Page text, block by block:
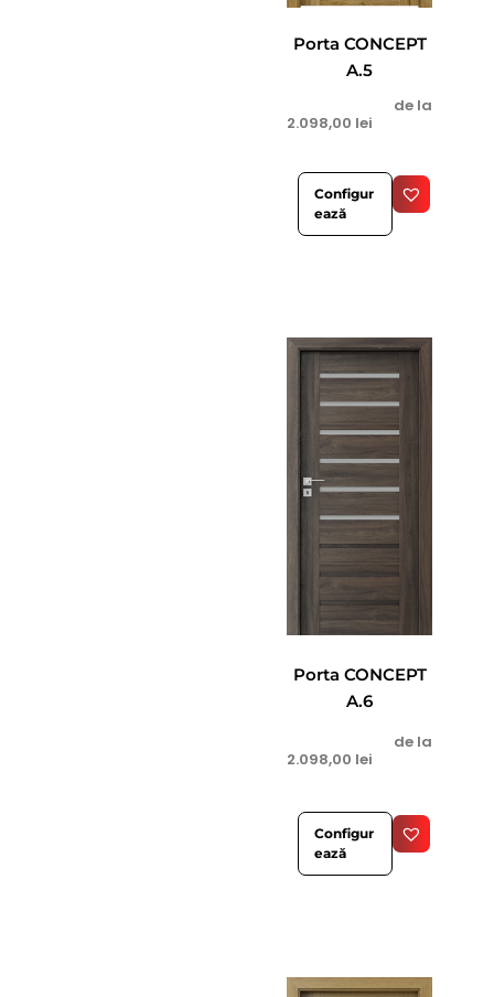
Porta CONCEPT
A.5
de la
2.098,00 lei
Configur
ează
Porta CONCEPT
A.6
de la
2.098,00 lei
Configur
ează